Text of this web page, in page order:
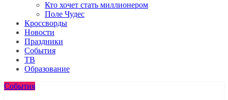
Кто хочет стать миллионером
Поле Чудес
Кроссворды
Новости
Праздники
События
ТВ
Образование
События